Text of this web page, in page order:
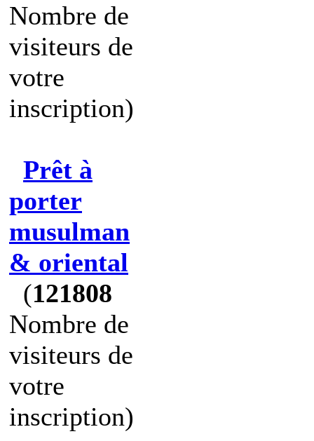
Nombre de
visiteurs de
votre
inscription)
Prêt à
porter
musulman
& oriental
(121808
Nombre de
visiteurs de
votre
inscription)